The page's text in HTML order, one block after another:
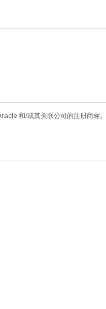
和/或其关联公司的注册商标。